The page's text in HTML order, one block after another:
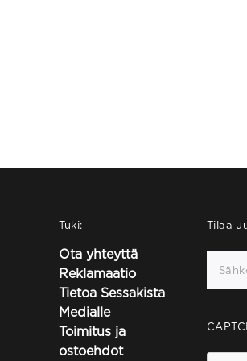
Tuki:
Ota yhteyttä
Reklamaatio
Tietoa Sessakista
Medialle
Toimitus ja
ostoehdot
Tilaa